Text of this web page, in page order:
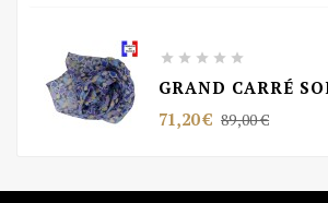
    
71,20 € 89,00 €